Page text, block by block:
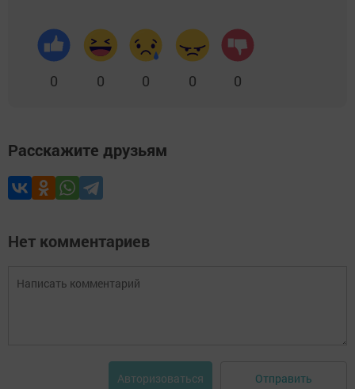
0 0 0 0 0
Расскажите друзьям
Нет комментариев
Авторизоваться Отправить